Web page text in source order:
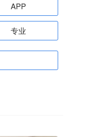
APP
专业